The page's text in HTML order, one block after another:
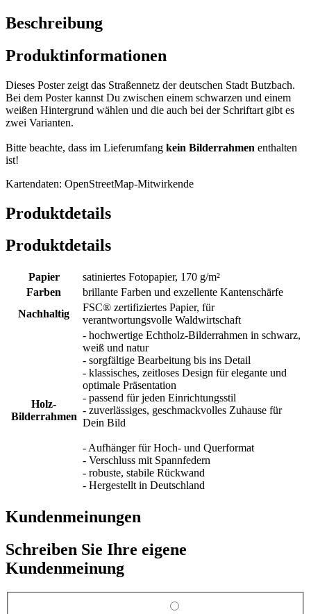
Beschreibung
Produktinformationen
Dieses Poster zeigt das Straßennetz der deutschen Stadt Butzbach.
Bei dem Poster kannst Du zwischen einem schwarzen und einem
weißen Hintergrund wählen und die auch bei der Schriftart gibt es
zwei Varianten.
Bitte beachte, dass im Lieferumfang kein Bilderrahmen enthalten
ist!
Kartendaten: OpenStreetMap-Mitwirkende
Produktdetails
Produktdetails
Papier
satiniertes Fotopapier, 170 g/m²
Farben
brillante Farben und exzellente Kantenschärfe
Nachhaltig
FSC® zertifiziertes Papier, für
verantwortungsvolle Waldwirtschaft
Holz-
Bilderrahmen
- hochwertige Echtholz-Bilderrahmen in schwarz,
weiß und natur
- sorgfältige Bearbeitung bis ins Detail
- klassisches, zeitloses Design für elegante und
optimale Präsentation
- passend für jeden Einrichtungsstil
- zuverlässiges, geschmackvolles Zuhause für
Dein Bild
- Aufhänger für Hoch- und Querformat
- Verschluss mit Spannfedern
- robuste, stabile Rückwand
- Hergestellt in Deutschland
Kundenmeinungen
Schreiben Sie Ihre eigene
Kundenmeinung